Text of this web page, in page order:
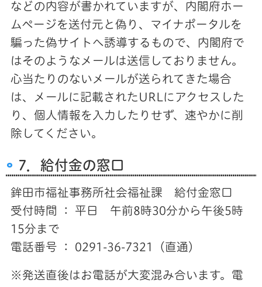
などの内容が書かれていますが、内閣府ホー
ムページを送付元と偽り、マイナポータルを
騙った偽サイトへ誘導するもので、内閣府で
はそのようなメールは送信しておりません。
心当たりのないメールが送られてきた場合
は、メールに記載されたURLにアクセスした
り、個人情報を入力したりせず、速やかに削
除してください。
7．給付金の窓口
鉾田市福祉事務所社会福祉課 給付金窓口
受付時間 ： 平日 午前8時30分から午後5時
15分まで
電話番号 ： 0291-36-7321（直通）
※発送直後はお電話が大変混み合います。電